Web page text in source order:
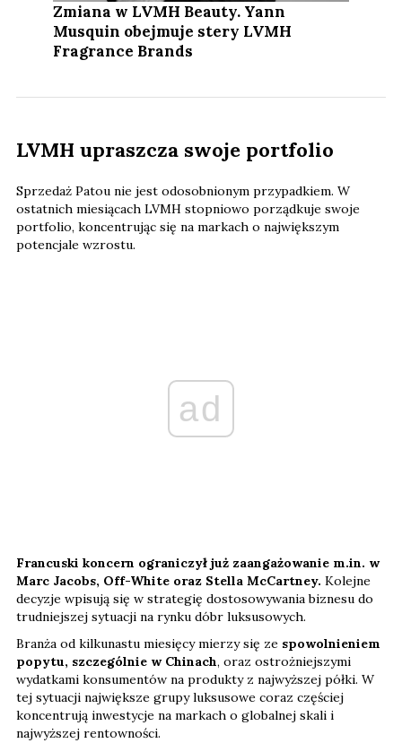
Zmiana w LVMH Beauty. Yann
Musquin obejmuje stery LVMH
Fragrance Brands
LVMH upraszcza swoje portfolio
Sprzedaż Patou nie jest odosobnionym przypadkiem. W
ostatnich miesiącach LVMH stopniowo porządkuje swoje
portfolio, koncentrując się na markach o największym
potencjale wzrostu.
ad
Francuski koncern ograniczył już zaangażowanie m.in. w
Marc Jacobs, Off-White oraz Stella McCartney. Kolejne
decyzje wpisują się w strategię dostosowywania biznesu do
trudniejszej sytuacji na rynku dóbr luksusowych.
Branża od kilkunastu miesięcy mierzy się ze spowolnieniem
popytu, szczególnie w Chinach, oraz ostrożniejszymi
wydatkami konsumentów na produkty z najwyższej półki. W
tej sytuacji największe grupy luksusowe coraz częściej
koncentrują inwestycje na markach o globalnej skali i
najwyższej rentowności.